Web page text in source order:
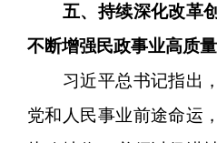
五、持续深化改革
不断增强民政事业高质
习近平总书记指出，
党和人民事业前途命运